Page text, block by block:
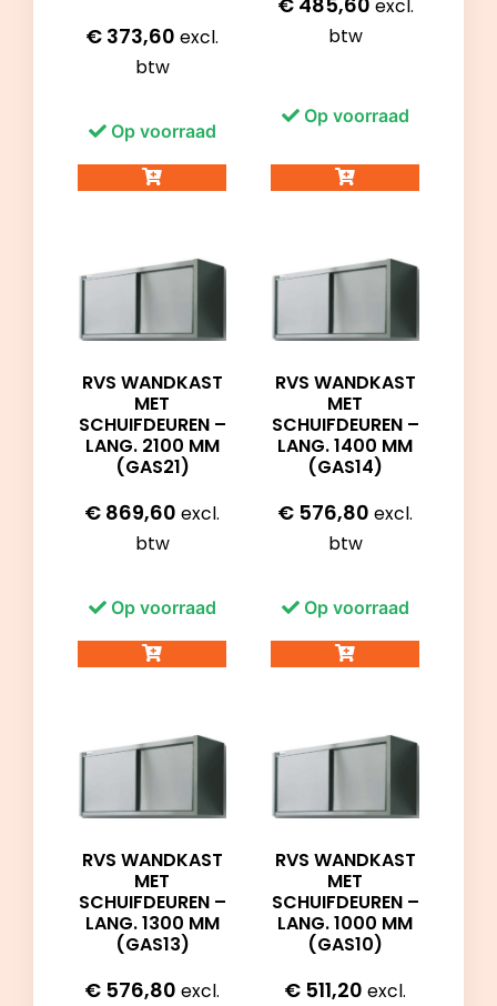
€ 373,60 excl.
btw
Op voorraad
excl.
btw
Op voorraad
RVS WANDKAST
MET
SCHUIFDEUREN –
LANG. 2100 MM
(GAS21)
€ 869,60 excl.
btw
Op voorraad
RVS WANDKAST
MET
SCHUIFDEUREN –
LANG. 1400 MM
(GAS14)
€ 576,80 excl.
btw
Op voorraad
RVS WANDKAST
MET
SCHUIFDEUREN –
LANG. 1300 MM
(GAS13)
€ 576,80 excl.
RVS WANDKAST
MET
SCHUIFDEUREN –
LANG. 1000 MM
(GAS10)
€ 511,20 excl.